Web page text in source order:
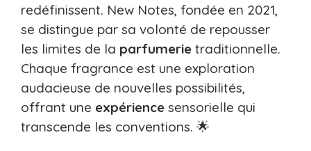
redéfinissent. New Notes, fondée en 2021,
se distingue par sa volonté de repousser
les limites de la parfumerie traditionnelle.
Chaque fragrance est une exploration
audacieuse de nouvelles possibilités,
offrant une expérience sensorielle qui
transcende les conventions. 🌟